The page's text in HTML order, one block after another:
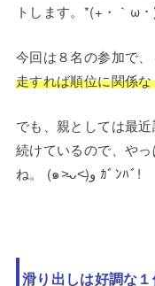
トします。*(+・｀ω
今回は８名の参加で、
走すれば順位に関係
でも、親としては最
続けているので、や
ね。 (๑˃̵ᴗ˂̵)و ｶﾞﾝﾊﾞ!
滑り出しは好調な